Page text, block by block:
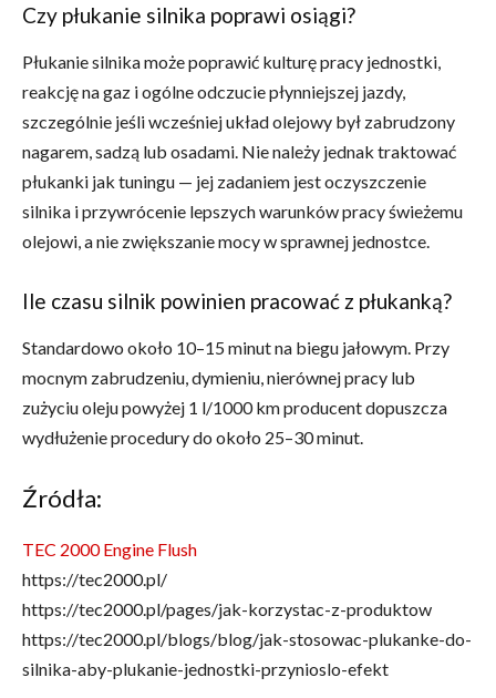
Czy płukanie silnika poprawi osiągi?
Płukanie silnika może poprawić kulturę pracy jednostki,
reakcję na gaz i ogólne odczucie płynniejszej jazdy,
szczególnie jeśli wcześniej układ olejowy był zabrudzony
nagarem, sadzą lub osadami. Nie należy jednak traktować
płukanki jak tuningu — jej zadaniem jest oczyszczenie
silnika i przywrócenie lepszych warunków pracy świeżemu
olejowi, a nie zwiększanie mocy w sprawnej jednostce.
Ile czasu silnik powinien pracować z płukanką?
Standardowo około 10–15 minut na biegu jałowym. Przy
mocnym zabrudzeniu, dymieniu, nierównej pracy lub
zużyciu oleju powyżej 1 l/1000 km producent dopuszcza
wydłużenie procedury do około 25–30 minut.
Źródła:
TEC 2000 Engine Flush
https://tec2000.pl/
https://tec2000.pl/pages/jak-korzystac-z-produktow
https://tec2000.pl/blogs/blog/jak-stosowac-plukanke-do-
silnika-aby-plukanie-jednostki-przynioslo-efekt